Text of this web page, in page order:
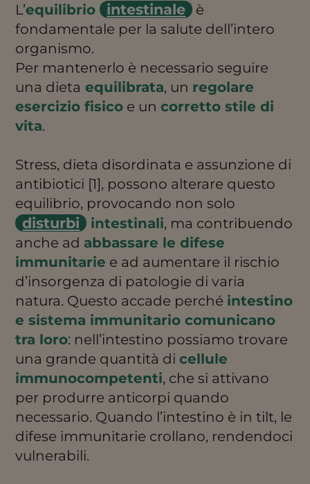
L’equilibrio intestinale
è
fondamentale per la salute dell’intero
organismo.
Per mantenerlo è necessario seguire
una dieta equilibrata, un regolare
esercizio fisico e uncorretto stile di
vita.
Stress, dieta disordinata e assunzione di
antibiotici [1], possono alterare questo
equilibrio, provocando non solo
disturbi intestinali, ma contribuendo
anche ad abbassare le difese
immunitarie e ad aumentare il rischio
d’insorgenza di patologie di varia
natura. Questo accade perché intestino
e sistema immunitario comunicano
tra loro: nell’intestino possiamo trovare
una grande quantità dicellule
immunocompetenti, che si attivano
per produrre anticorpi quando
necessario. Quando l’intestino è in tilt, le
difese immunitarie crollano, rendendoci
vulnerabili.